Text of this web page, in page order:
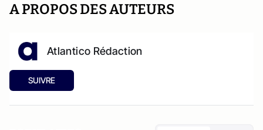
A PROPOS DES AUTEURS
Atlantico Rédaction
SUIVRE